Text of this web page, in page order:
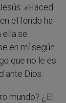
«Haced
el fondo ha
ella se
en mí según
que no le es
ante Dios.
mundo? ¿El